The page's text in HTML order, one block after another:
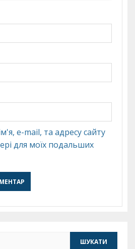
e-mail, та адресу сайту
для моїх подальших